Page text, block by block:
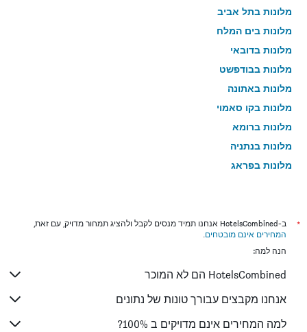
מלונות בתל אביב
מלונות בים המלח
מלונות בדובאי
מלונות בבודפשט
מלונות באתונה
מלונות בקו סאמוי
מלונות ברומא
מלונות בנתניה
מלונות בפראג
מלונות בניו יורק
מלונות בבנגקוק
מלונות בבוקרשט
מלונות בפאפוס
מלונות בלימסול
*
ב-HotelsCombined אנחנו תמיד מנסים לקבל ולהציג תמחור מדויק, עם זאת,
המחירים אינם מובטחים.
הנה למה:
HotelsCombined הם לא המוכר
אנחנו מקבצים עבורך טונות של נתונים
למה המחירים אינם מדויקים ב 100%?